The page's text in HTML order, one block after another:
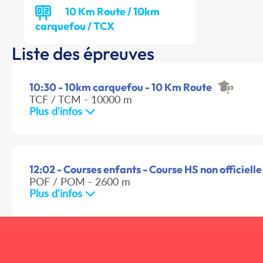
10 Km Route / 10km
carquefou / TCX
Liste des épreuves
10:30 - 10km carquefou - 10 Km Route
TCF / TCM - 10000 m
Plus d'infos
12:02 - Courses enfants - Course HS non officielle
POF / POM - 2600 m
Plus d'infos